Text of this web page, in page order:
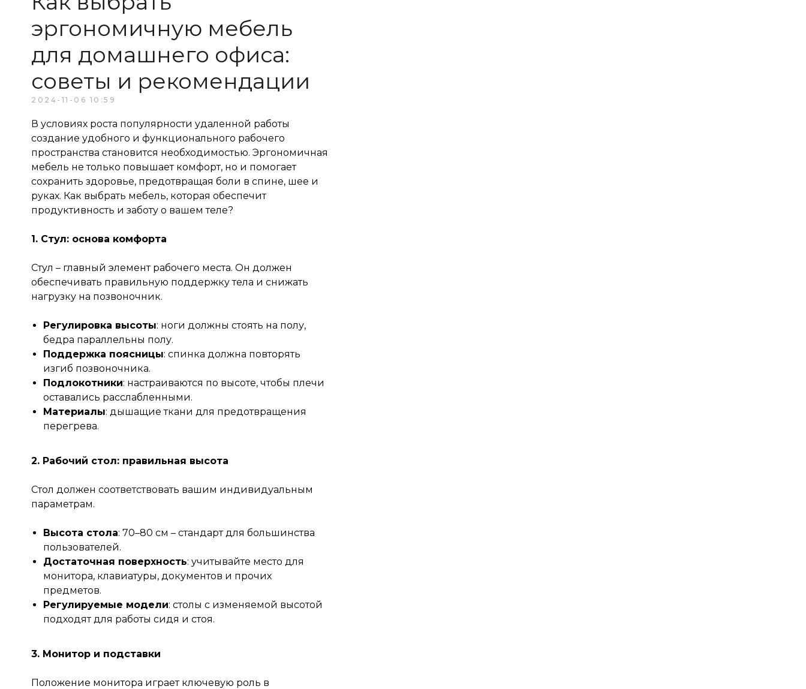
эргономичную мебель
для домашнего офиса:
советы и рекомендации
2024-11-06 10:59
В условиях роста популярности удаленной работы
создание удобного и функционального рабочего
пространства становится необходимостью. Эргономичная
мебель не только повышает комфорт, но и помогает
сохранить здоровье, предотвращая боли в спине, шее и
руках. Как выбрать мебель, которая обеспечит
продуктивность и заботу о вашем теле?
1. Стул: основа комфорта
Стул – главный элемент рабочего места. Он должен
обеспечивать правильную поддержку тела и снижать
нагрузку на позвоночник.
Регулировка высоты: ноги должны стоять на полу,
бедра параллельны полу.
Поддержка поясницы: спинка должна повторять
изгиб позвоночника.
Подлокотники: настраиваются по высоте, чтобы плечи
оставались расслабленными.
Материалы: дышащие ткани для предотвращения
перегрева.
2. Рабочий стол: правильная высота
Стол должен соответствовать вашим индивидуальным
параметрам.
Высота стола: 70–80 см – стандарт для большинства
пользователей.
Достаточная поверхность: учитывайте место для
монитора, клавиатуры, документов и прочих
предметов.
Регулируемые модели: столы с изменяемой высотой
подходят для работы сидя и стоя.
3. Монитор и подставки
Положение монитора играет ключевую роль в